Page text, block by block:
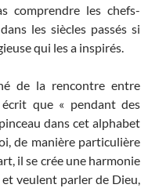
comprendre les chefs-
les siècles passés si
qui les a inspirés.
de la rencontre entre
que « pendant des
dans cet alphabet
de manière particulière
il se crée une harmonie
veulent parler de Dieu,